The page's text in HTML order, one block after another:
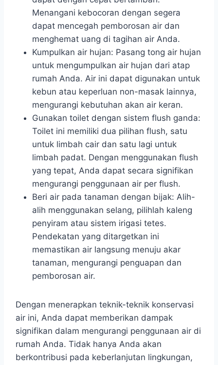
Menangani kebocoran dengan segera
dapat mencegah pemborosan air dan
menghemat uang di tagihan air Anda.
Kumpulkan air hujan: Pasang tong air hujan
untuk mengumpulkan air hujan dari atap
rumah Anda. Air ini dapat digunakan untuk
kebun atau keperluan non-masak lainnya,
mengurangi kebutuhan akan air keran.
Gunakan toilet dengan sistem flush ganda:
Toilet ini memiliki dua pilihan flush, satu
untuk limbah cair dan satu lagi untuk
limbah padat. Dengan menggunakan flush
yang tepat, Anda dapat secara signifikan
mengurangi penggunaan air per flush.
Beri air pada tanaman dengan bijak: Alih-
alih menggunakan selang, pilihlah kaleng
penyiram atau sistem irigasi tetes.
Pendekatan yang ditargetkan ini
memastikan air langsung menuju akar
tanaman, mengurangi penguapan dan
pemborosan air.
Dengan menerapkan teknik-teknik konservasi
air ini, Anda dapat memberikan dampak
signifikan dalam mengurangi penggunaan air di
rumah Anda. Tidak hanya Anda akan
berkontribusi pada keberlanjutan lingkungan,